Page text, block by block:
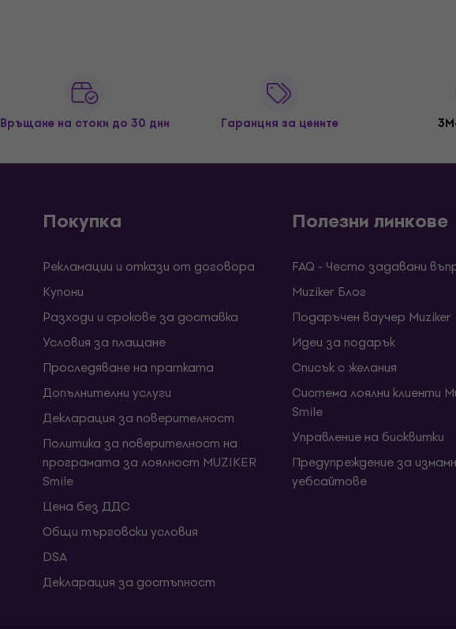
Връщане на стоки до 30 дни Гаранция за цените
Покупка
Рекламации и откази от договора
Kупони
Разходи и срокове за доставка
Условия за плащане
Проследяване на пратката
Допълнителни услуги
Декларация за поверителност
Политика за поверителност на
програмата за лоялност MUZIKER
Smile
Цена без ДДС
Общи търговски условия
DSA
Декларация за достъпност
Полезни линкове
FAQ - Често задавани
Muziker Блог
Подаръчен ваучер Muziker
Идеи за подарък
Списък с желания
Система лоялни клиенти
Smile
Управление на бисквитки
Предупреждение за
уебсайтове